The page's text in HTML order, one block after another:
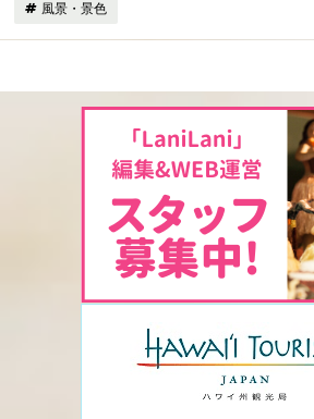
風景・景色